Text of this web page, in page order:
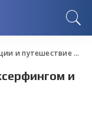
и путешествие>
и